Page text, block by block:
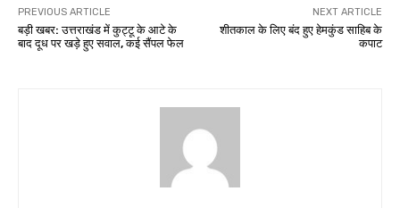
PREVIOUS ARTICLE
बड़ी खबर: उत्तराखंड में कुट्टू के आटे के
बाद दूध पर खड़े हुए सवाल, कई सैंपल फेल
NEXT ARTICLE
शीतकाल के लिए बंद हुए हेमकुंड साहिब के
कपाट